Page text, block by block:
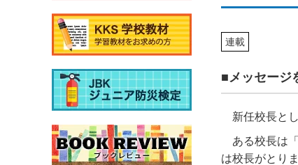
連載
■メッセージ
新任校長と
ある校長は
は校長がとり